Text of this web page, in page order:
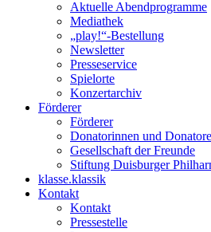
Aktuelle Abendprogramme
Mediathek
„play!“-Bestellung
Newsletter
Presseservice
Spielorte
Konzertarchiv
Förderer
Förderer
Donatorinnen und
Gesellschaft der Freunde
Stiftung Duisburger
klasse.klassik
Kontakt
Kontakt
Pressestelle